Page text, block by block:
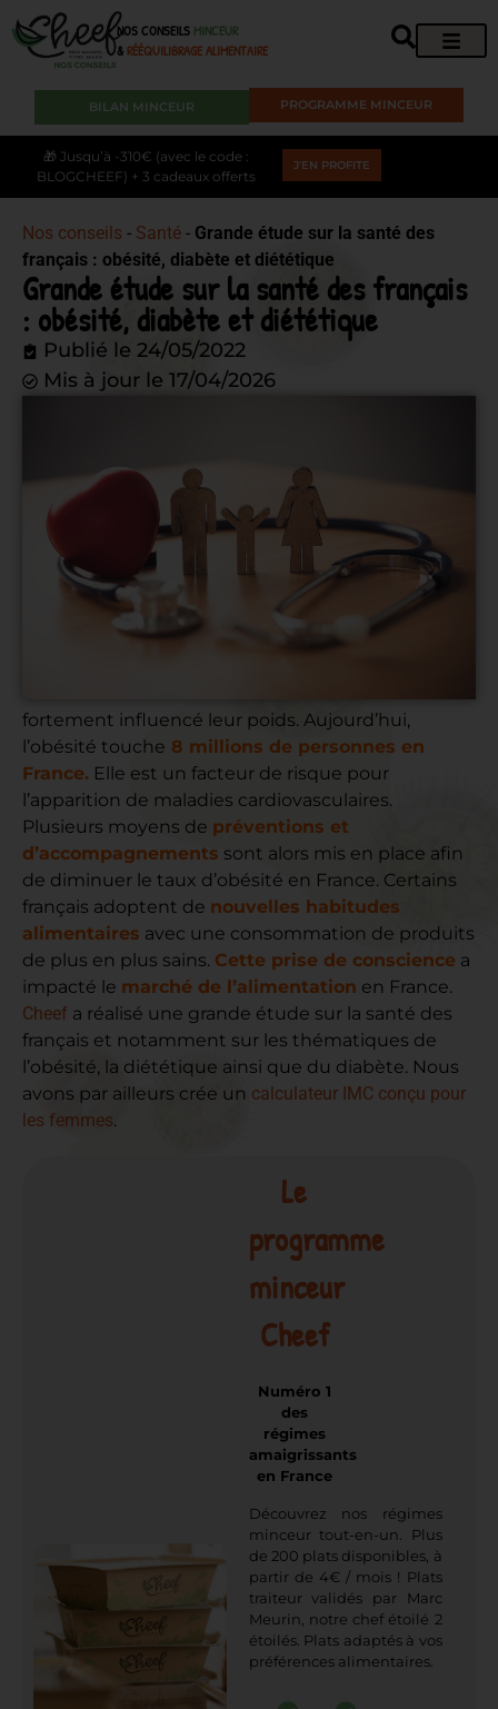
NOS CONSEILS MINCEUR
&RÉÉQUILIBRAGE ALIMENTAIRE
PROGRAMME MINCEUR
BILAN MINCEUR
🎁 Jusqu’à -310€ (avec le code :
BLOGCHEEF) + 3 cadeaux offerts
J'EN PROFITE
Nos conseils - Santé - Grande étude sur la santé des
français : obésité, diabète et diététique
Grande étude sur la santé des français
: obésité, diabète et diététique
Publié le 24/05/2022
Mis à jour le 17/04/2026
fortement influencé leur poids. Aujourd’hui,
l’obésité touche 8 millions de personnes en
France. Elle est un facteur de risque pour
l’apparition de maladies cardiovasculaires.
Plusieurs moyens de préventions et
d’accompagnements sont alors mis en place afin
de diminuer le taux d’obésité en France. Certains
français adoptent de nouvelles habitudes
alimentaires avec une consommation de produits
de plus en plus sains. Cette prise de conscience a
impacté le marché de l’alimentation en France.
Cheef a réalisé une grande étude sur la santé des
français et notamment sur les thématiques de
l’obésité, la diététique ainsi que du diabète. Nous
avons par ailleurs crée un calculateur IMC conçu pour
les femmes.
Le
programme
minceur
Cheef
Numéro 1
des
régimes
amaigrissants
en France
Découvrez nos régimes
minceur tout-en-un. Plus
de 200 plats disponibles, à
partir de 4€ / mois ! Plats
traiteur validés par Marc
Meurin, notre chef étoilé 2
étoilés. Plats adaptés à vos
préférences alimentaires.